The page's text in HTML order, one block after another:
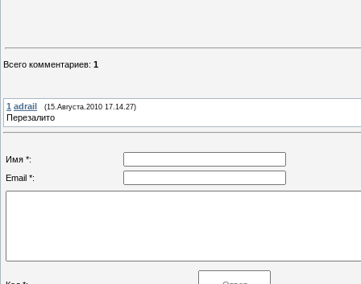
Всего комментариев: 1
1 adrail (15.Августа.2010 17.14.27)
Перезалито
Имя *:
Email *: